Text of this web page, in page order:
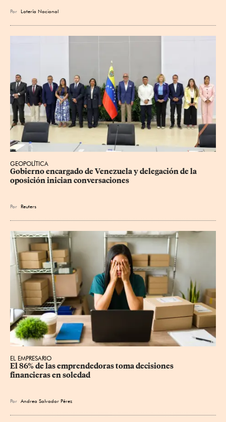
Por Lotería Nacional
GEOPOLÍTICA
Gobierno encargado de Venezuela y delegación de la
oposición inician conversaciones
Por Reuters
EL EMPRESARIO
El 86% de las emprendedoras toma decisiones
financieras en soledad
Por Andrea Salvador Pérez